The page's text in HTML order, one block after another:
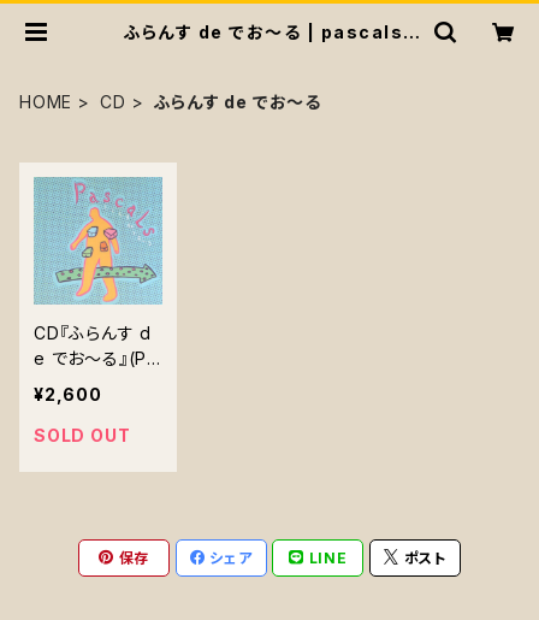
ふらんす de でお～る | pascals /
HOME CD ふらんす de でお～る
CD『ふらんす d
e でお～る』(PA
SK-0006)
¥2,600
SOLD OUT
保存 シェア LINE ポスト